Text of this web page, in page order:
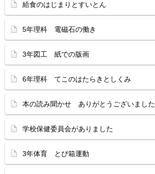
給食のはじまりとすいとん
5年理科 電磁石の働き
3年図工 紙での版画
6年理科 てこのはたらきとしくみ
本の読み聞かせ ありがとうございました
学校保健委員会がありました
3年体育 とび箱運動